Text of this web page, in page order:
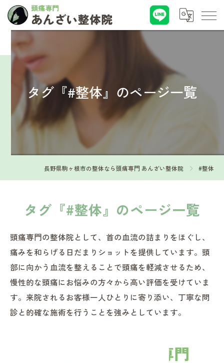
タグ『#整体』のページ一覧
長野県駒ヶ根市の整体なら頭痛専門 あんざい整体院 #整体
タグ『#整体』のページ一覧
頭痛専門の整体院として、首の血流の詰まりをほぐし、
痛みを和らげる日だまりショットを提供しています。頭
部に向かう血流を整えることで頭痛を軽減させるため、
慢性的な頭痛にお悩みの方々から高い評価を受けていま
す。来院されるお客様一人ひとりに寄り添い、丁寧な問
診と的確な施術を行うことを強みとしています。